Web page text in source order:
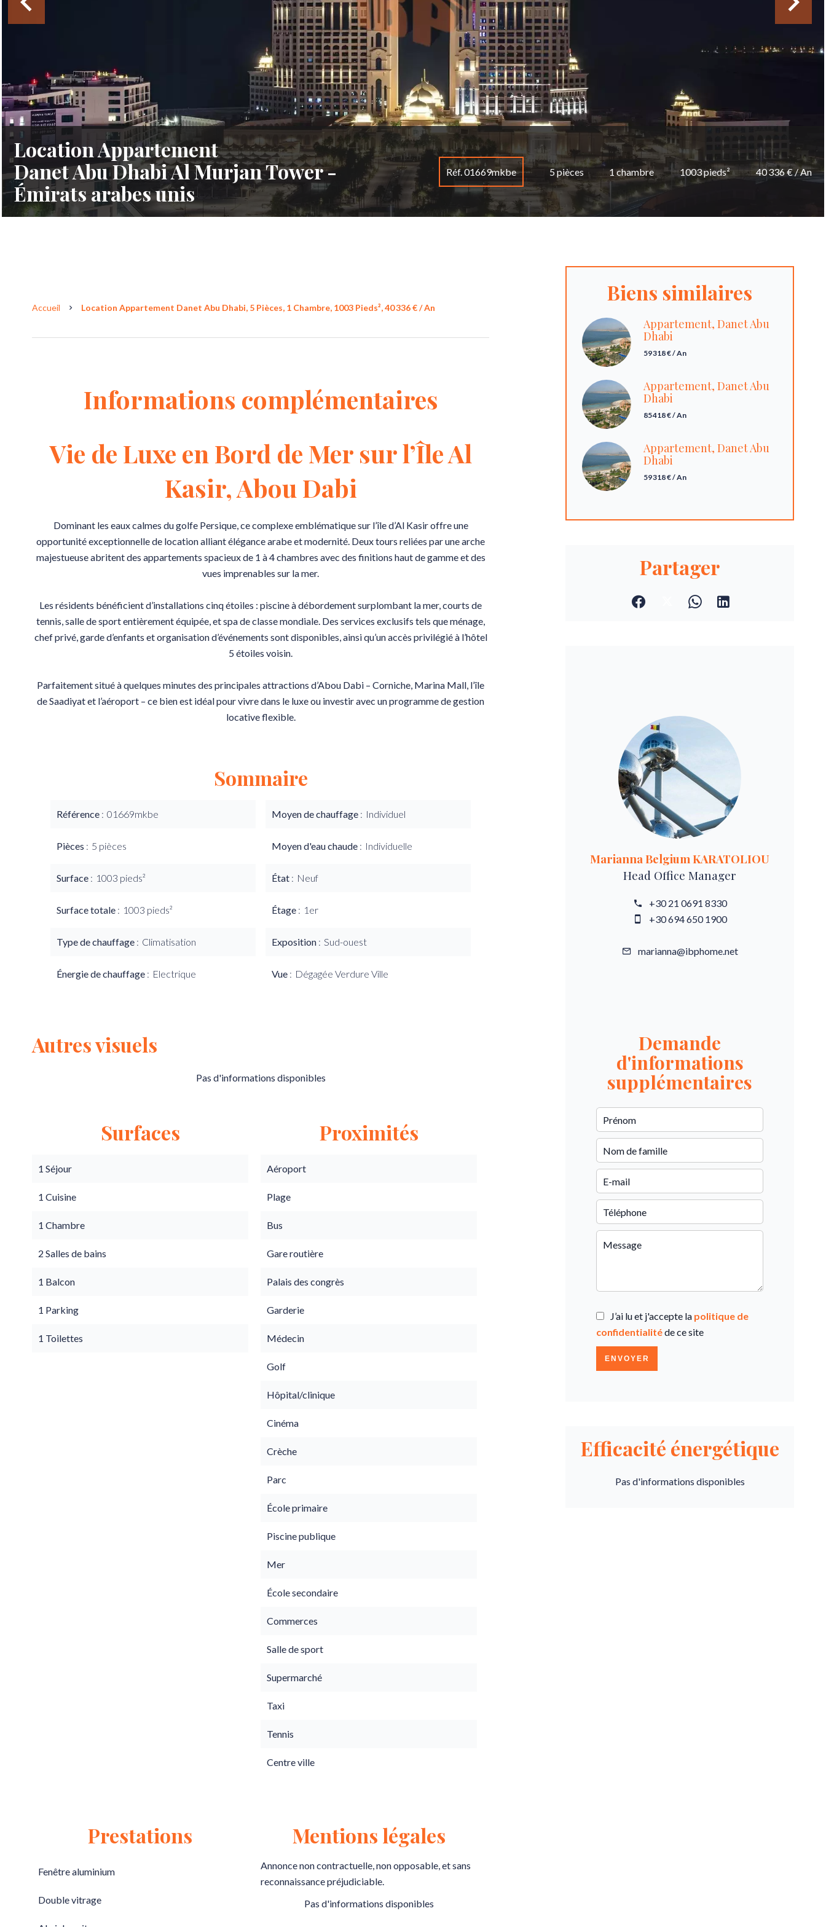
Location Appartement
Danet Abu Dhabi Al Murjan Tower -
Émirats arabes unis
Réf. 01669mkbe 5 pièces 1 chambre 1003 pieds² 40 336 € / An
Accueil Location Appartement Danet Abu Dhabi, 5 Pièces, 1 Chambre, 1003 Pieds², 40 336 € / An
Informations complémentaires
Vie de Luxe en Bord de Mer sur l’Île Al
Kasir, Abou Dabi
Dominant les eaux calmes du golfe Persique, ce complexe emblématique sur l’île d’Al Kasir offre une
opportunité exceptionnelle de location alliant élégance arabe et modernité. Deux tours reliées par une arche
majestueuse abritent des appartements spacieux de 1 à 4 chambres avec des finitions haut de gamme et des
vues imprenables sur la mer.
Les résidents bénéficient d’installations cinq étoiles : piscine à débordement surplombant la mer, courts de
tennis, salle de sport entièrement équipée, et spa de classe mondiale. Des services exclusifs tels que ménage,
chef privé, garde d’enfants et organisation d’événements sont disponibles, ainsi qu’un accès privilégié à l’hôtel
5 étoiles voisin.
Parfaitement situé à quelques minutes des principales attractions d’Abou Dabi – Corniche, Marina Mall, l’île
de Saadiyat et l’aéroport – ce bien est idéal pour vivre dans le luxe ou investir avec un programme de gestion
locative flexible.
Sommaire
Référence 01669mkbe
Pièces 5 pièces
Surface 1003 pieds²
Surface totale 1003 pieds²
Type de chauffage Climatisation
Énergie de chauffage Electrique
Moyen de chauffage Individuel
Moyen d'eau chaude Individuelle
État Neuf
Étage 1er
Exposition Sud-ouest
Vue Dégagée Verdure Ville
Autres visuels
Pas d'informations disponibles
Surfaces
1 Séjour
1 Cuisine
1 Chambre
2 Salles de bains
1 Balcon
1 Parking
1 Toilettes
Proximités
Aéroport
Plage
Bus
Gare routière
Palais des congrès
Garderie
Médecin
Golf
Hôpital/clinique
Cinéma
Crèche
Parc
École primaire
Piscine publique
Mer
École secondaire
Commerces
Salle de sport
Supermarché
Taxi
Tennis
Centre ville
Prestations
Fenêtre aluminium
Double vitrage
Mentions légales
Annonce non contractuelle, non opposable, et sans
reconnaissance préjudiciable.
Pas d'informations disponibles
Biens similaires
Appartement, Danet Abu
Dhabi
59 318 € / An
Appartement, Danet Abu
Dhabi
85 418 € / An
Appartement, Danet Abu
Dhabi
59 318 € / An
Partager
Marianna Belgium KARATOLIOU
Head Office Manager
+30 21 0691 8330
+30 694 650 1900
marianna@ibphome.net
Demande
d'informations
supplémentaires
J’ai lu et j'accepte la politique de
confidentialitéde ce site
ENVOYER
Efficacité énergétique
Pas d'informations disponibles